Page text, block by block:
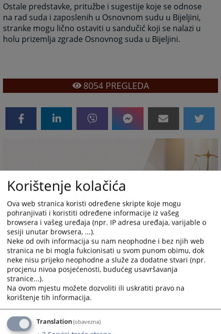
Ostale predstavke, pritužbe i sugestije koje se odnose
na rad suda i zaposlenih u Osnovnom sudu u Bijeljini,
stranke mogu lično ostaviti u sandučić koji se nalazi u
holu prizemlja zgrade Osnovnog suda u Bijeljini.
8054PREGLEDA
Prateći dokumenti
Formular prituzbe
Korištenje kolačića
Ova web stranica koristi određene skripte koje mogu
pohranjivati i koristiti određene informacije iz vašeg
browsera i vašeg uređaja (npr. IP adresa uređaja, varijable o
sesiji unutar browsera, ...).
Neke od ovih informacija su nam neophodne i bez njih web
stranica ne bi mogla fukcionisati u svom punom obimu, dok
neke nisu prijeko neophodne a služe za dodatne stvari (npr.
procjenu nivoa posjećenosti, budućeg usavršavanja
stranice...).
Na ovom mjestu možete dozvoliti ili uskratiti pravo na
korištenje tih informacija.
Translation(obavezna)